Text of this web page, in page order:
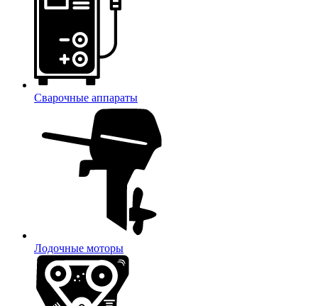
Сварочные аппараты
Лодочные моторы